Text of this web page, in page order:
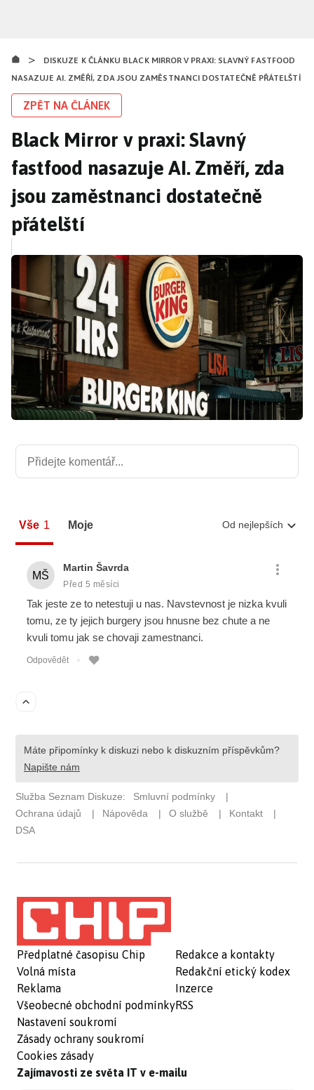
obsahu
>
DISKUZE K ČLÁNKU BLACK MIRROR V PRAXI: SLAVNÝ FASTFOOD
NASAZUJE AI. ZMĚŘÍ, ZDA JSOU ZAMĚSTNANCI DOSTATEČNĚ PŘÁTELŠTÍ
ZPĚT NA ČLÁNEK
Black Mirror v praxi: Slavný
fastfood nasazuje AI. Změří, zda
jsou zaměstnanci dostatečně
přátelští
Předplatné časopisu Chip
Volná místa
Reklama
Všeobecné obchodní podmínky
Nastavení soukromí
Zásady ochrany soukromí
Cookies zásady
Redakce a kontakty
Redakční etický kodex
Inzerce
RSS
Zajímavosti ze světa IT v e-mailu